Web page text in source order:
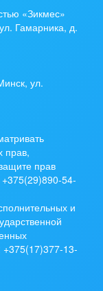
«Зикмес»
Гамарника, д.
ул.
прав,
прав
54-
и
+375(17)377-13-